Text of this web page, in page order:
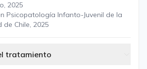
2025
Psicopatología Infanto-Juvenil de la
de Chile, 2025
tratamiento